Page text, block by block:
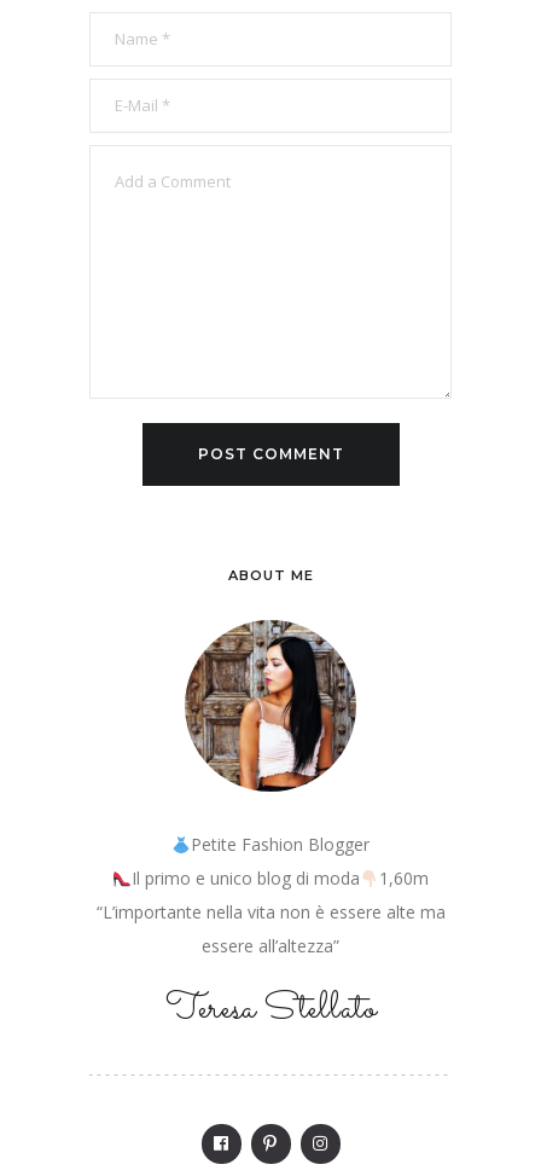
ABOUT ME
Petite Fashion Blogger
Il primo e unico blog di moda
1,60m
“L’importante nella vita non è essere alte ma
essere all’altezza”
Teresa Stellato